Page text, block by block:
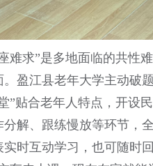
难求”是多地面临的共性
盈江县老年大学主动破
”贴合老年人特点，开设
解、跟练慢放等环节，
时互动学习，也可随时